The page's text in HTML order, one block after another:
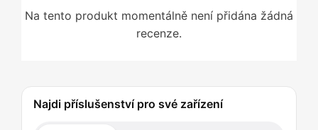
Na tento produkt momentálně není přidána žádná
recenze.
Najdi příslušenství pro své zařízení